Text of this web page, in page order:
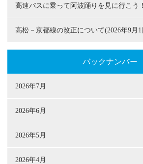
高速バスに乗って阿波踊りを見に行こう！
高松－京都線の改正について(2026年9月
バックナンバー
2026年7月
2026年6月
2026年5月
2026年4月